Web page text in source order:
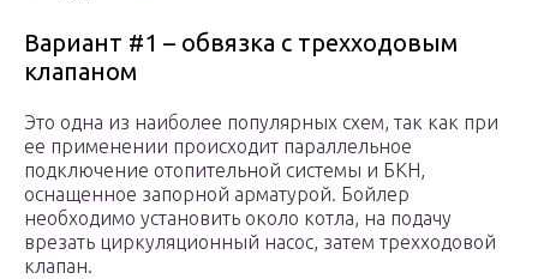
Вариант #1 – обвязка с трехходовым
клапаном
Это одна из наиболее популярных схем, так как при
ее применении происходит параллельное
подключение отопительной системы и БКН,
оснащенное запорной арматурой. Бойлер
необходимо установить около котла, на подачу
врезать циркуляционный насос, затем трехходовой
клапан.